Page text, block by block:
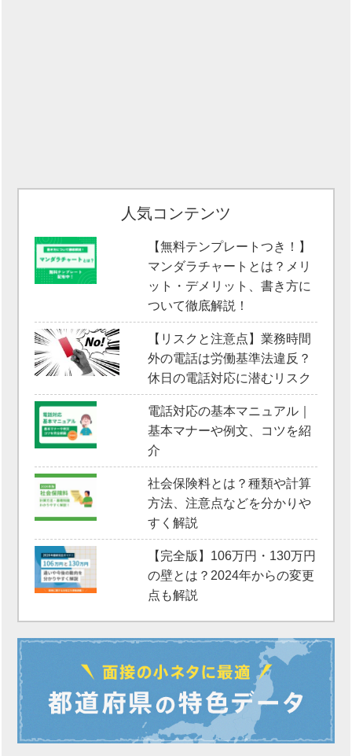
人気コンテンツ
【無料テンプレートつき！】
マンダラチャートとは？メリ
ット・デメリット、書き方に
ついて徹底解説！
【リスクと注意点】業務時間
外の電話は労働基準法違反？
休日の電話対応に潜むリスク
電話対応の基本マニュアル｜
基本マナーや例文、コツを紹
介
社会保険料とは？種類や計算
方法、注意点などを分かりや
すく解説
【完全版】106万円・130万円
の壁とは？2024年からの変更
点も解説